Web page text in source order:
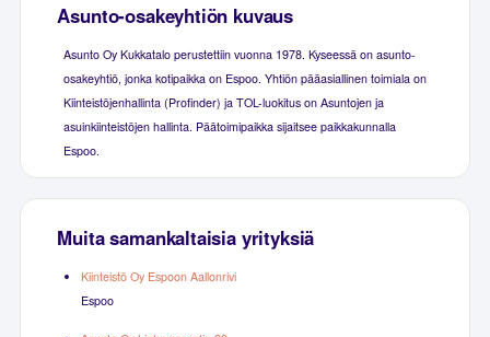
Asunto-osakeyhtiön kuvaus
Asunto Oy Kukkatalo perustettiin vuonna 1978. Kyseessä on asunto-
osakeyhtiö, jonka kotipaikka on Espoo. Yhtiön pääasiallinen toimiala on
Kiinteistöjenhallinta (Profinder) ja TOL-luokitus on Asuntojen ja
asuinkiinteistöjen hallinta. Päätoimipaikka sijaitsee paikkakunnalla
Espoo.
Muita samankaltaisia yrityksiä
Kiinteistö Oy Espoon Aallonrivi
Espoo